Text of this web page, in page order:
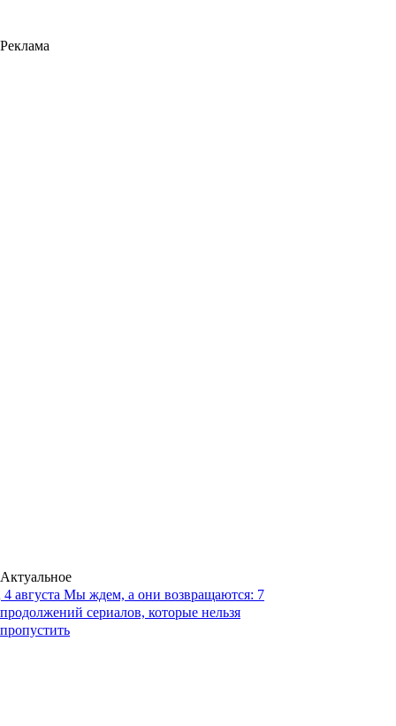
Реклама
Актуальное
4 августа Мы ждем, а они возвращаются: 7
продолжений сериалов, которые нельзя
пропустить